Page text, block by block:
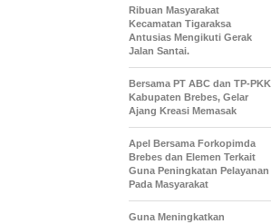
Ribuan Masyarakat
Kecamatan Tigaraksa
Antusias Mengikuti Gerak
Jalan Santai.
Bersama PT ABC dan TP-PKK
Kabupaten Brebes, Gelar
Ajang Kreasi Memasak
Apel Bersama Forkopimda
Brebes dan Elemen Terkait
Guna Peningkatan Pelayanan
Pada Masyarakat
Guna Meningkatkan